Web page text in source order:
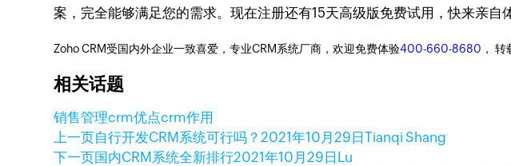
案，完全能够满足您的需求。现在注册还有15天高级版免费试用，快来亲自
Zoho CRM受国内外企业一致喜爱，专业CRM系统厂商，欢迎免费体验400-660-8680 ，
相关话题
销售管理crm优点crm作用
上一页自行开发CRM系统可行吗？2021年10月29日Tianqi Shang
下一页国内CRM系统全新排行2021年10月29日 Lu